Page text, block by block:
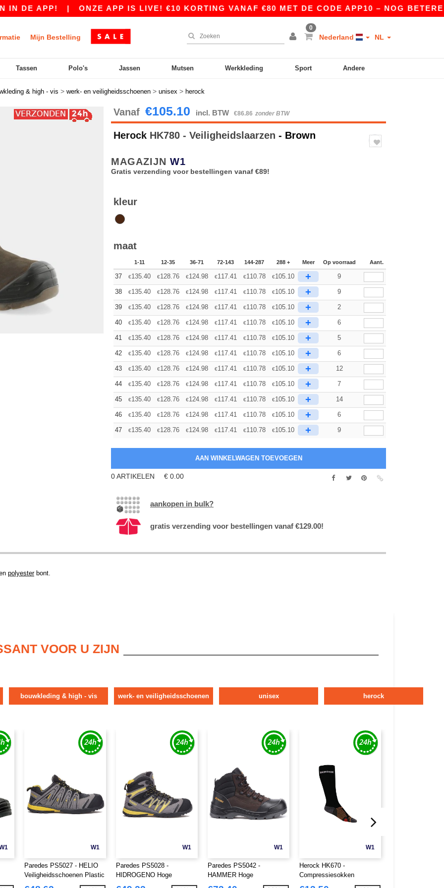
APP! |ONZE APP IS LIVE! €10 KORTING VANAF €80 MET DE CODE APP10 – NOG BETERE
Mijn Bestelling
0
Nederland NL
Tassen Polo's Jassen Mutsen Werkkleding Sport Andere
& high - vis > werk- en veiligheidsschoenen > unisex > herock
Vanaf €105.10 incl. BTW €86.86 zonder BTW
Herock HK780 - Veiligheidslaarzen - Brown
MAGAZIJN W1
Gratis verzending voor bestellingen vanaf €89!
kleur
maat
1-11 12-35 36-71 72-143 144-287 288 + Meer Op voorraad Aant.
37 €135.40 €128.76 €124.98 €117.41 €110.78 €105.10 + 9
38 €135.40 €128.76 €124.98 €117.41 €110.78 €105.10 + 9
39 €135.40 €128.76 €124.98 €117.41 €110.78 €105.10 + 2
40 €135.40 €128.76 €124.98 €117.41 €110.78 €105.10 + 6
41 €135.40 €128.76 €124.98 €117.41 €110.78 €105.10 + 5
42 €135.40 €128.76 €124.98 €117.41 €110.78 €105.10 + 6
43 €135.40 €128.76 €124.98 €117.41 €110.78 €105.10 + 12
44 €135.40 €128.76 €124.98 €117.41 €110.78 €105.10 + 7
45 €135.40 €128.76 €124.98 €117.41 €110.78 €105.10 + 14
46 €135.40 €128.76 €124.98 €117.41 €110.78 €105.10 + 6
47 €135.40 €128.76 €124.98 €117.41 €110.78 €105.10 + 9
0ARTIKELEN € 0.00
aankopen in bulk?
gratis verzending voor bestellingen vanaf €129.00!
polyesterbont.
VOOR U ZIJN
bouwkleding & high - vis werk- en veiligheidsschoenen unisex herock
W1
Paredes PS5027 - HELIO
Veiligheidsschoenen Plastic
W1
Paredes PS5028 -
HIDROGENO Hoge
Veiligheidsschoenen Plastic
W1
Paredes PS5042 -
HAMMER Hoge
Veiligheidsschoenen
W1
Herock HK670 -
Compressiesokken